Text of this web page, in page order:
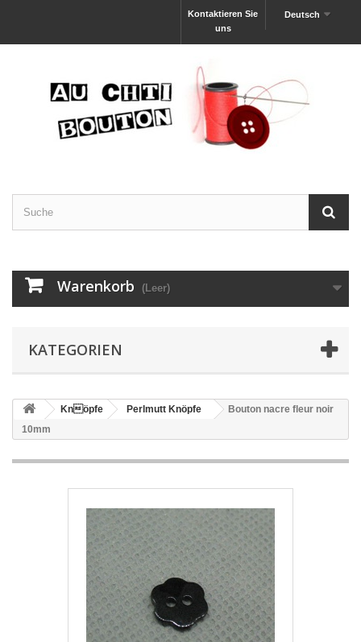
Deutsch
Kontaktieren Sie
uns
Warenkorb (Leer)
KATEGORIEN
Knöpfe Perlmutt Knöpfe
Bouton nacre fleur noir
10mm